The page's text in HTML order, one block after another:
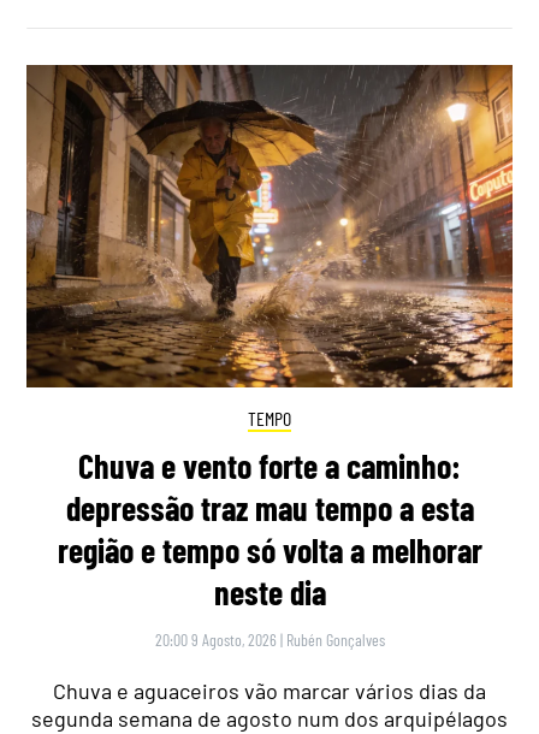
TEMPO
Chuva e vento forte a caminho:
depressão traz mau tempo a esta
região e tempo só volta a melhorar
neste dia
20:00 9 Agosto, 2026 | Rubén Gonçalves
Chuva e aguaceiros vão marcar vários dias da
segunda semana de agosto num dos arquipélagos